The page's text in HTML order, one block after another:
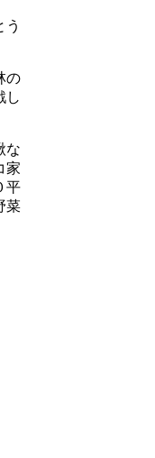
う
の
し
な
家
平
菜